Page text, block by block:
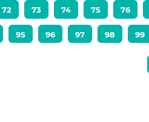
72 73 74 75 76
95 96 97 98 99